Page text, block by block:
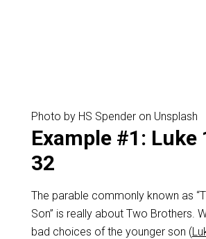
Photo by HS Spender on Unsplash
Example #1: Luke
32
The parable commonly known as
Son” is really about Two Brothers.
bad choices of the younger son (